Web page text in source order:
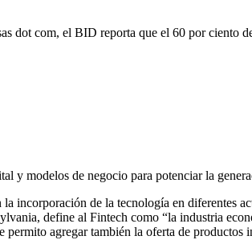
dot com, el BID reporta que el 60 por ciento
y modelos de negocio para potenciar la
incorporación de la tecnología en diferentes
define al Fintech como “la industria
agregar también la oferta de productos